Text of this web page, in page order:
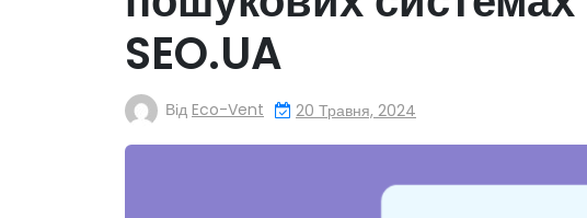
SEO.UA
Від Eco-Vent 20 Травня, 2024